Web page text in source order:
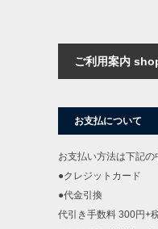
ご利用案内
お支払について
お支払い方法は下記の
●クレジットカード
●代金引換
代引き手数料 300円+